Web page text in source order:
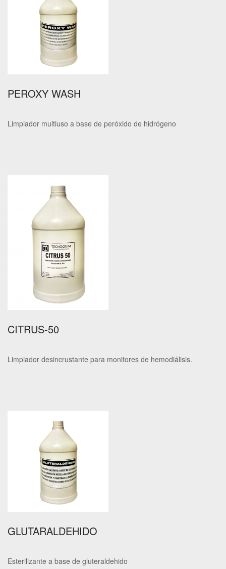
PEROXY WASH
Limpiador multiuso a base de peróxido de hidrógeno
CITRUS-50
Limpiador desincrustante para monitores de hemodiálisis.
GLUTARALDEHIDO
Esterilizante a base de gluteraldehido